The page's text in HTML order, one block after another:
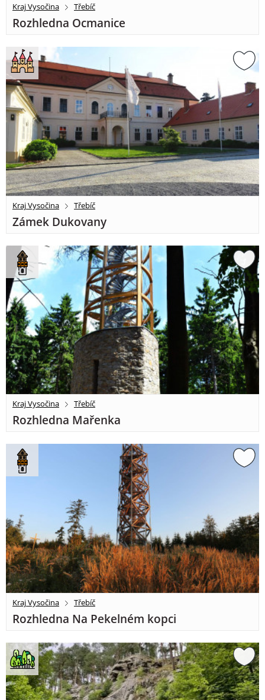
Kraj Vysočina Třebíč
Rozhledna Ocmanice
Kraj Vysočina Třebíč
Zámek Dukovany
Kraj Vysočina Třebíč
Rozhledna Mařenka
Kraj Vysočina Třebíč
Rozhledna Na Pekelném kopci